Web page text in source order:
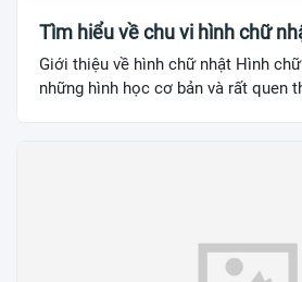
Tìm hiểu về chu vi hình chữ
Giới thiệu về hình chữ nhật Hình
những hình học cơ bản và rất quen